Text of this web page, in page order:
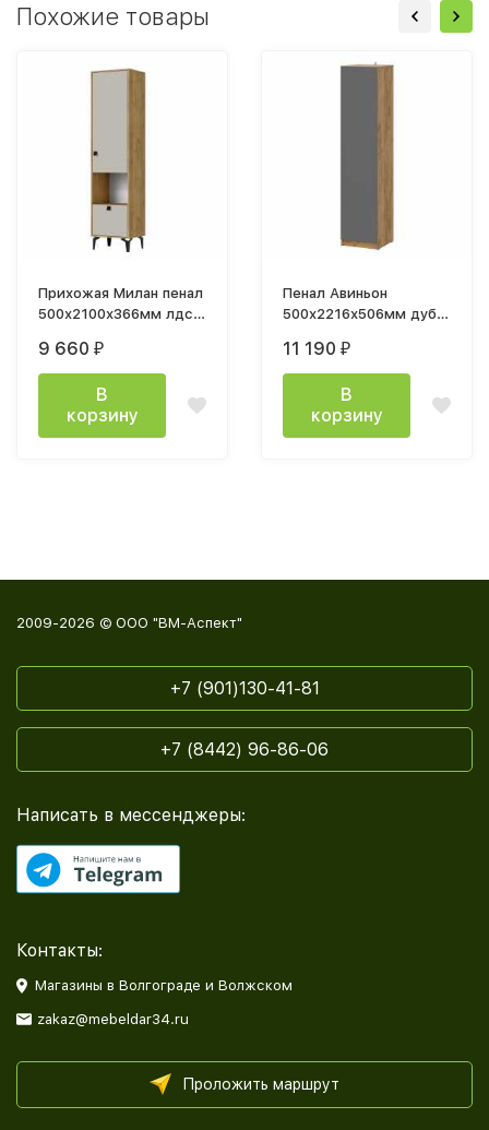
Похожие товары
Прихожая Милан пенал
500х2100х366мм лдсп
Кашемир
9 660 ₽
В
корзину
Пенал Авиньон
500х2216х506мм дуб
графит серый
11 190 ₽
В
корзину
2009-2026 © ООО "ВМ-Аспект"
+7 (901)130-41-81
+7 (8442) 96-86-06
Написать в мессенджеры:
Контакты:
Магазины в Волгограде и Волжском
zakaz@mebeldar34.ru
Проложить маршрут